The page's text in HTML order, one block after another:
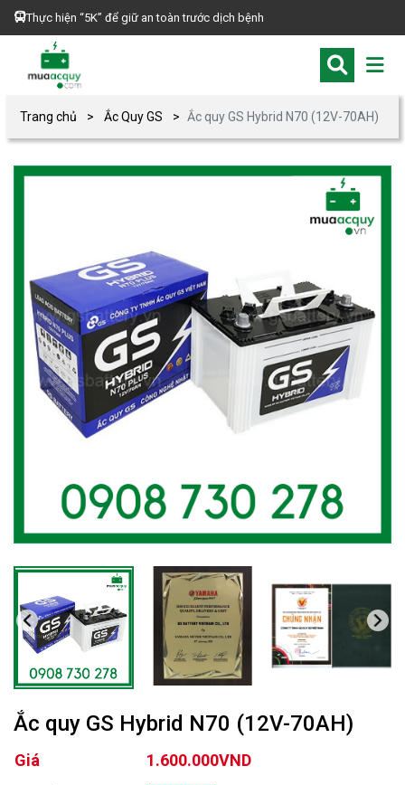
Thực hiện “5K” để giữ an toàn trước dịch bệnh
Trang chủ Ắc Quy GS Ắc quy GS Hybrid N70 (12V-70AH)
Ắc quy GS Hybrid N70 (12V-70AH)
Giá
1.600.000VND